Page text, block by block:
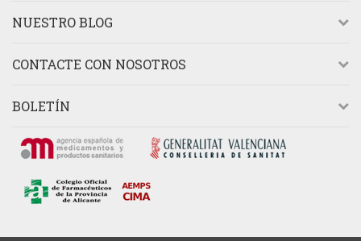
NUESTRO BLOG
CONTACTE CON NOSOTROS
BOLETÍN